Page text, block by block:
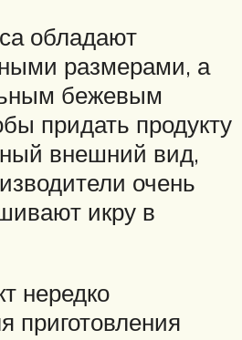
обладают
размерами, а
бежевым
придать продукту
внешний вид,
очень
икру в
нередко
приготовления